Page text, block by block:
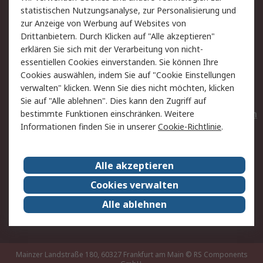
Hilfe
Privatkunden
Rechtliches
AGB
Datenschutz
Cookie-Richtlinie
Zahlungsbedingungen
Copyright/Impressum
Entsorgung
Elektrogeräte/Batterien
RS weltweit
Karriere bei RS
Nachhaltigkeit
Qualität/Umwelt/ZertifikatePresse-Center
Event-Center
Mainzer Landstraße 180, 60327 Frankfurt am Main © RS Components
statistischen Nutzungsanalyse, zur Personalisierung und
zur Anzeige von Werbung auf Websites von
Drittanbietern. Durch Klicken auf "Alle akzeptieren"
erklären Sie sich mit der Verarbeitung von nicht-
essentiellen Cookies einverstanden. Sie können Ihre
Cookies auswählen, indem Sie auf "Cookie Einstellungen
verwalten" klicken. Wenn Sie dies nicht möchten, klicken
Sie auf "Alle ablehnen". Dies kann den Zugriff auf
bestimmte Funktionen einschränken. Weitere
Informationen finden Sie in unsererCookie-Richtlinie.
Alle akzeptieren
Cookies verwalten
Alle ablehnen